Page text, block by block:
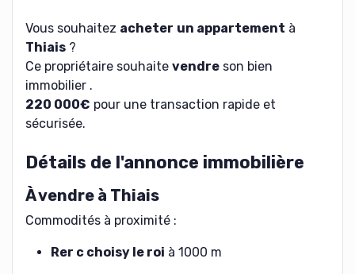
Vous souhaitez acheter un appartement à
Thiais?
Ce propriétaire souhaite vendreson bien
immobilier .
220 000€ pour une transaction rapide et
sécurisée.
Détails de l'annonce immobilière
À vendre à Thiais
Commodités à proximité :
Rer c choisy le roi à 1000 m